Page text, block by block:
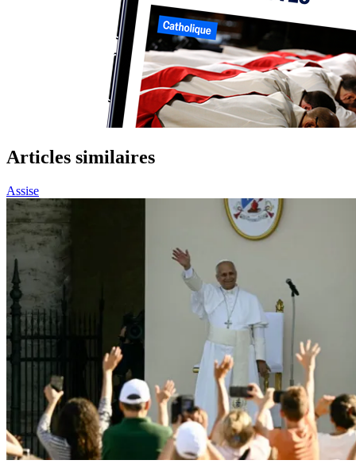
Articles similaires
Assise